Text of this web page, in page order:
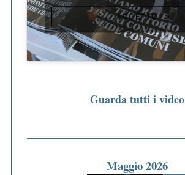
ACCETTO
Guarda tutti i video
Maggio 2026